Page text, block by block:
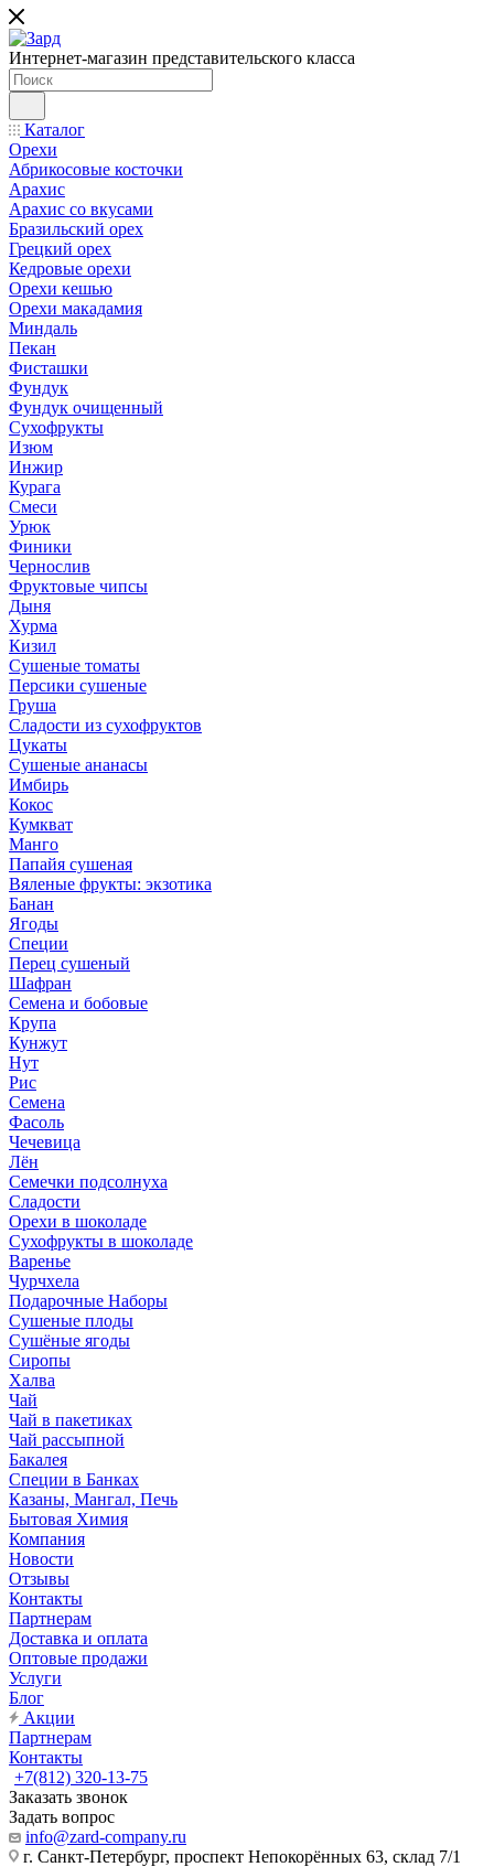
Интернет-магазин представительского класса
Каталог
Орехи
Абрикосовые косточки
Арахис
Арахис со вкусами
Бразильский орех
Грецкий орех
Кедровые орехи
Орехи кешью
Орехи макадамия
Миндаль
Пекан
Фисташки
Фундук
Фундук очищенный
Сухофрукты
Изюм
Инжир
Курага
Смеси
Урюк
Финики
Чернослив
Фруктовые чипсы
Дыня
Хурма
Кизил
Сушеные томаты
Персики сушеные
Груша
Сладости из сухофруктов
Цукаты
Cушеные ананасы
Имбирь
Кокос
Кумкват
Манго
Папайя сушеная
Вяленые фрукты: экзотика
Банан
Ягоды
Специи
Перец сушеный
Шафран
Семена и бобовые
Крупа
Кунжут
Нут
Рис
Семена
Фасоль
Чечевица
Лён
Семечки подсолнуха
Сладости
Орехи в шоколаде
Сухофрукты в шоколаде
Варенье
Чурчхела
Подарочные Наборы
Cушеные плоды
Сушёные ягоды
Сиропы
Халва
Чай
Чай в пакетиках
Чай рассыпной
Бакалея
Специи в Банках
Казаны, Мангал, Печь
Бытовая Химия
Компания
Новости
Отзывы
Контакты
Партнерам
Доставка и оплата
Оптовые продажи
Услуги
Блог
Акции
Партнерам
Контакты
+7(812) 320-13-75
Заказать звонок
Задать вопрос
info@zard-company.ru
г. Санкт-Петербург, проспект Непокорённых 63, склад 7/1